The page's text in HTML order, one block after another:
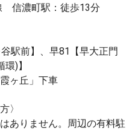
気に解放され、場の温度を
白づくり
ら、外に向いていた意識を
信濃町駅：徒歩13分
駅前】、早81【早大正門
)】
ヶ丘」下車
〉
ありません。周辺の有料駐